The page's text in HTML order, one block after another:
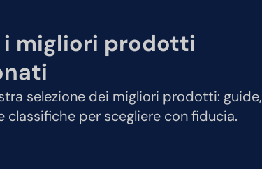
i migliori prodotti
selezione dei migliori prodotti: guide,
classifiche per scegliere con fiducia.